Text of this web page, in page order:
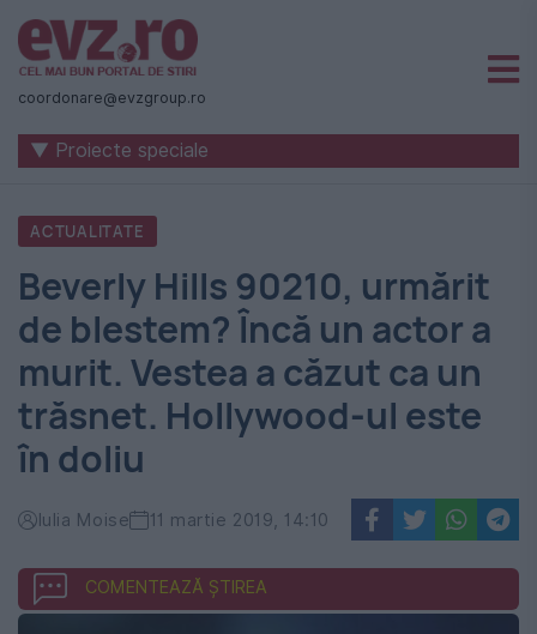
Știri
naționale
internaționale
România
-
Evenimentul
Zilei
coordonare@evzgroup.ro
▼ Proiecte speciale
ACTUALITATE
Beverly Hills 90210, urmărit
de blestem? Încă un actor a
murit. Vestea a căzut ca un
trăsnet. Hollywood-ul este
în doliu
Iulia Moise 11 martie 2019, 14:10
COMENTEAZĂ ȘTIREA